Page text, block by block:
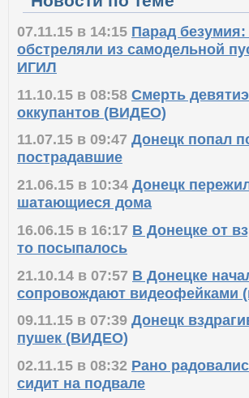
Новости по теме
07.11.15 в 14:15 Парад
обстреляли из самодельной
ИГИЛ
11.10.15 в 08:58 Смерть
оккупантов (ВИДЕО)
11.07.15 в 09:47 Донецк попал
пострадавшие
21.06.15 в 10:34 Донецк
шатающиеся дома
16.06.15 в 16:17 В Донецке от
то посыпалось
21.10.14 в 07:57 В Донецке
сопровождают видеофейками
09.11.15 в 07:39 Донецк
пушек (ВИДЕО)
02.11.15 в 08:32 Рано
сидит на подвале